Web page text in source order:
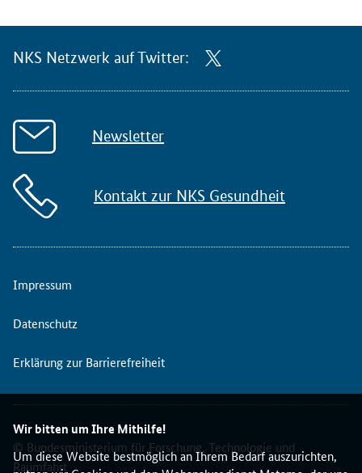
Wir bitten um Ihre Mithilfe!
Um diese Website bestmöglich an Ihrem Bedarf auszurichten,
NKS Netzwerk auf Twitter:
Newsletter
Kontakt zur NKS Gesundheit
Impressum
Datenschutz
Erklärung zur Barrierefreiheit
© Bundesministerium für Forschung, Technologie und
Raumfahrt